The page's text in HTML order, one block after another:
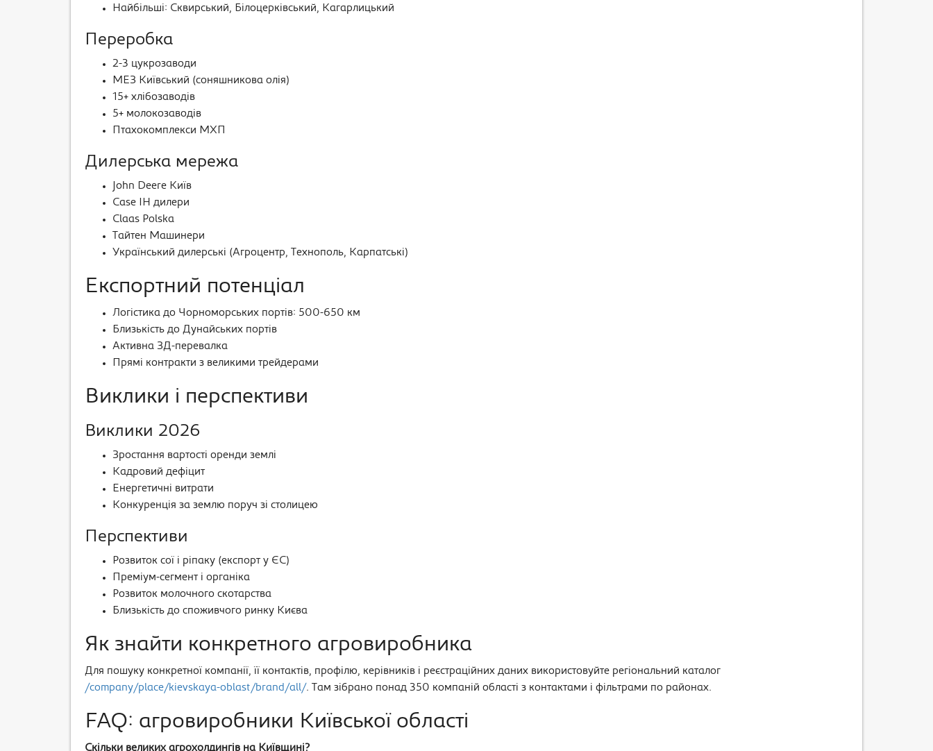
Найбільші: Сквирський, Білоцерківський, Кагарлицький
Переробка
2-3 цукрозаводи
МЕЗ Київський (соняшникова олія)
15+ хлібозаводів
5+ молокозаводів
Птахокомплекси МХП
Дилерська мережа
John Deere Київ
Case IH дилери
Claas Polska
Тайтен Машинери
Український дилерські (Агроцентр, Технополь, Карпатські)
Експортний потенціал
Логістика до Чорноморських портів: 500-650 км
Близькість до Дунайських портів
Активна ЗД-перевалка
Прямі контракти з великими трейдерами
Виклики і перспективи
Виклики 2026
Зростання вартості оренди землі
Кадровий дефіцит
Енергетичні витрати
Конкуренція за землю поруч зі столицею
Перспективи
Розвиток сої і ріпаку (експорт у ЄС)
Преміум-сегмент і органіка
Розвиток молочного скотарства
Близькість до споживчого ринку Києва
Як знайти конкретного агровиробника
Для пошуку конкретної компанії, її контактів, профілю, керівників і реєстраційних даних використовуйте регіональний каталог
/company/place/kievskaya-oblast/brand/all/. Там зібрано понад 350 компаній області з контактами і фільтрами по районах.
FAQ: агровиробники Київської області
Скільки великих агрохолдингів на Київщині?